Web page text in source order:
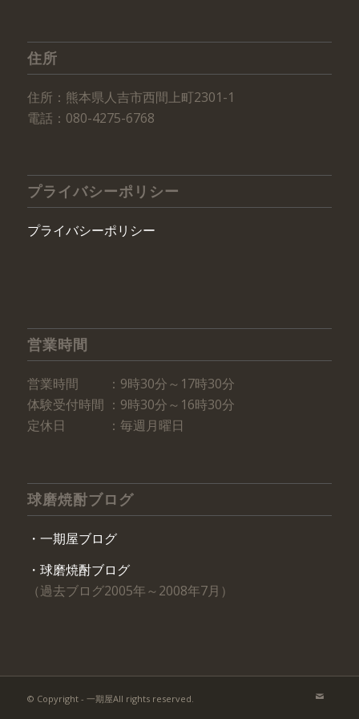
住所
住所：熊本県人吉市西間上町2301-1
電話：080-4275-6768
プライバシーポリシー
プライバシーポリシー
営業時間
営業時間 ：9時30分～17時30分
体験受付時間 ：9時30分～16時30分
定休日 ：毎週月曜日
球磨焼酎ブログ
・一期屋ブログ
・球磨焼酎ブログ
（過去ブログ2005年～2008年7月）
© Copyright - 一期屋All rights reserved.